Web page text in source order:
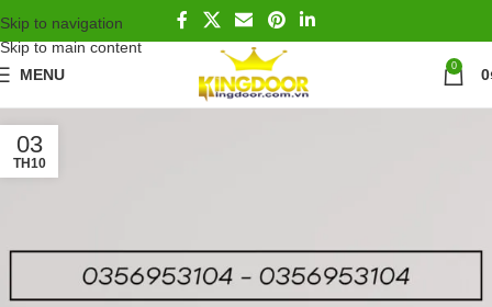
Skip to navigation
Skip to main content
MENU
0 0
03
TH10